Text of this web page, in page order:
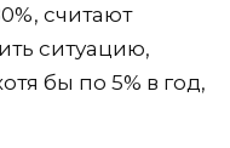
считают
ситуацию,
бы по 5% в год,